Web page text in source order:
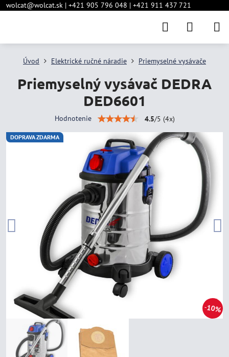
wolcat@wolcat.sk | +421 905 796 048 | +421 911 437 721
DOPRAVA ZDARMA
10%
Úvod Elektrické ručné náradie Priemyselné vysávače
Priemyselný vysávač DEDRA
DED6601
Hodnotenie 4.5/5 (4x)